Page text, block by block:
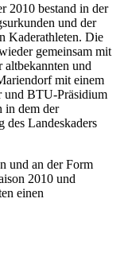
2010 bestand in der
und der
Kaderathleten. Die
gemeinsam mit
und
mit einem
und BTU-Präsidium
in dem der
des Landeskaders
und an der Form
2010 und
einen